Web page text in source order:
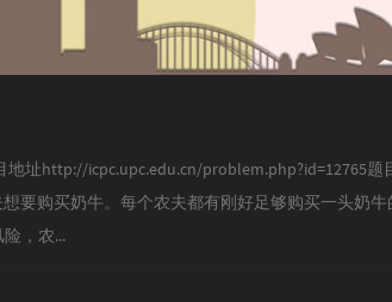
址http://icpc.upc.edu.cn/problem.php?id=12765题
要购买奶牛。每个农夫都有刚好足够购买一头奶
，农...